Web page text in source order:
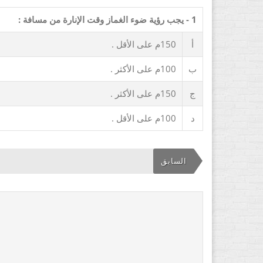
1 - يجب رؤية ضوء الغماز وقت الإنارة من مسافة :
أ 150م على الأقل .
ب 100م على الأكثر .
ج 150م على الأكثر .
د 100م على الأقل .
السابق